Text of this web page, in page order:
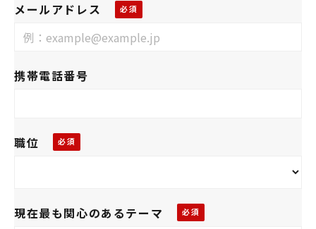
メールアドレス
携帯電話番号
職位
現在最も関心のあるテーマ